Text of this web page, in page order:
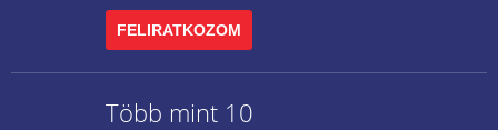
FELIRATKOZOM
Több mint 10